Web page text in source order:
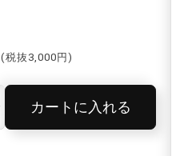
(税抜3,000円)
カートに入れる